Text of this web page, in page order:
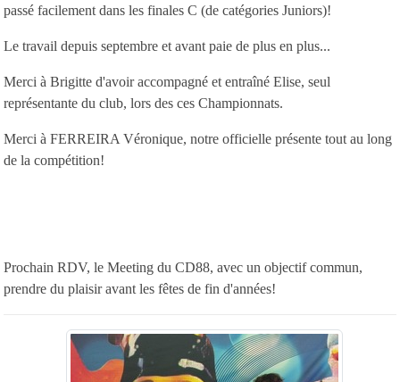
passé facilement dans les finales C (de catégories Juniors)!
Le travail depuis septembre et avant paie de plus en plus...
Merci à Brigitte d'avoir accompagné et entraîné Elise, seul
représentante du club, lors des ces Championnats.
Merci à FERREIRA Véronique, notre officielle présente tout au long
de la compétition!
Prochain RDV, le Meeting du CD88, avec un objectif commun,
prendre du plaisir avant les fêtes de fin d'années!